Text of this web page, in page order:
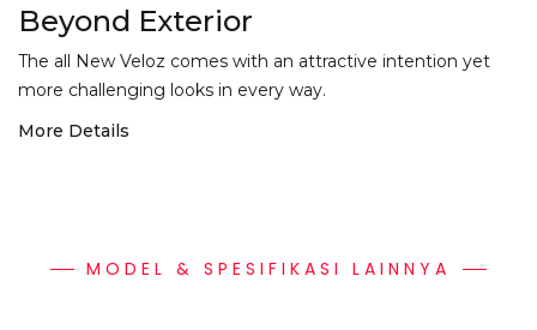
Beyond Exterior
The all New Veloz comes with an attractive intention yet
more challenging looks in every way.
More Details
MODEL & SPESIFIKASI LAINNYA